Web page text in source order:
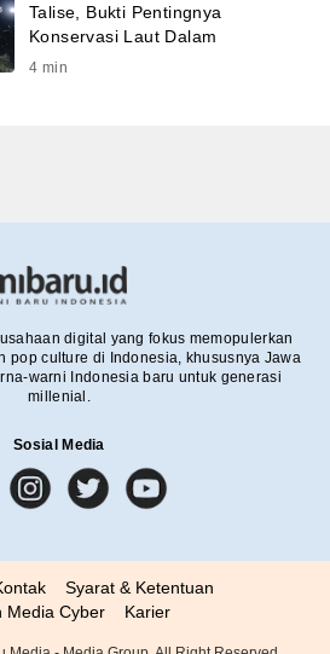
Talise, Bukti Pentingnya
Konservasi Laut Dalam
4 min
digital yang fokus memopulerkan
pop culture di Indonesia, khususnya Jawa
warni Indonesia baru untuk generasi
millenial.
Sosial Media
Syarat & Ketentuan
Media Cyber
Karier